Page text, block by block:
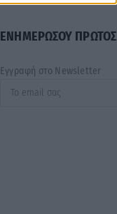
ΕΝΗΜΕΡΩΣΟΥ ΠΡΩΤΟΣ
Εγγραφή στο Newsletter